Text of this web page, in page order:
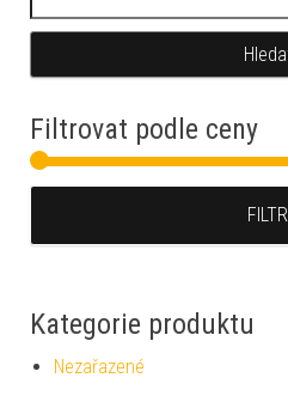
Filtrovat podle ceny
FILTR
Kategorie produktu
Nezařazené